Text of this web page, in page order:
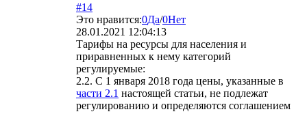
#14
Это нравится:0Да/0Нет
28.01.2021 12:04:13
Тарифы на ресурсы для населения и
приравненных к нему категорий
регулируемые:
2.2. С 1 января 2018 года цены, указанные в
части 2.1 настоящей статьи, не подлежат
регулированию и определяются соглашением